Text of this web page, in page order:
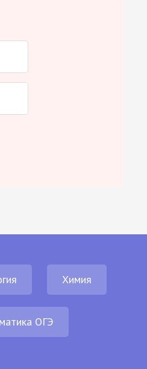
Химия
ОГЭ